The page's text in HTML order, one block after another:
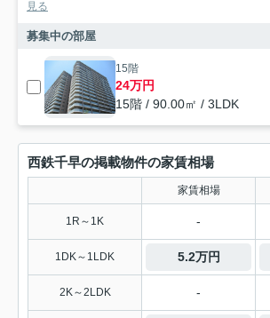
見る
募集中の部屋
15階
24万円
15階 / 90.00㎡ / 3LDK
西鉄千早の掲載物件の家賃相場
家賃相場
1R～1K -
1DK～1LDK 5.2万円
2K～2LDK -